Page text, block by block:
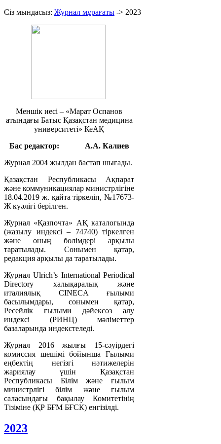
Сіз мындасыз: Журнал мұрағаты -> 2023
Меншік иесі – «Марат Оспанов
атындағы Батыс Қазақстан медицина
университеті» КеАҚ
Бас редактор: А.А. Калиев
Журнал 2004 жылдан бастап шығады.
Қазақстан Республикасы Ақпарат
және коммуникациялар министрлігіне
18.04.2019 ж. қайта тіркеліп, №17673-
Ж куәлігі берілген.
Журнал «Қазпочта» АҚ каталогында
(жазылу индексі – 74740) тіркелген
және оның бөлімдері арқылы
таратылады. Сонымен қатар,
редакция арқылы да таратылады.
Журнал Ulrich’s International Periodical
Directory халықаралық және
италиялық CINECA ғылыми
басылымдары, сонымен қатар,
Ресейлік ғылыми дәйексөз алу
индексі (РИНЦ) мәліметтер
базаларында индекстеледі.
Журнал 2016 жылғы 15-сәуірдегі
комиссия шешімі бойынша Ғылыми
еңбектің негізгі нәтижелерін
жариялау үшін Қазақстан
Республикасы Білім және ғылым
министрлігі білім және ғылым
саласындағы бақылау Комитетінің
Тізіміне (ҚР БҒМ БҒСК) енгізілді.
2023